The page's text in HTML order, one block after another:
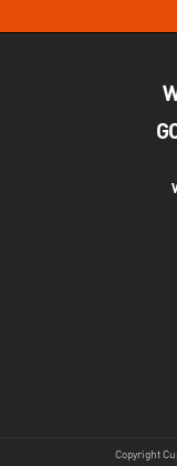
Copyright